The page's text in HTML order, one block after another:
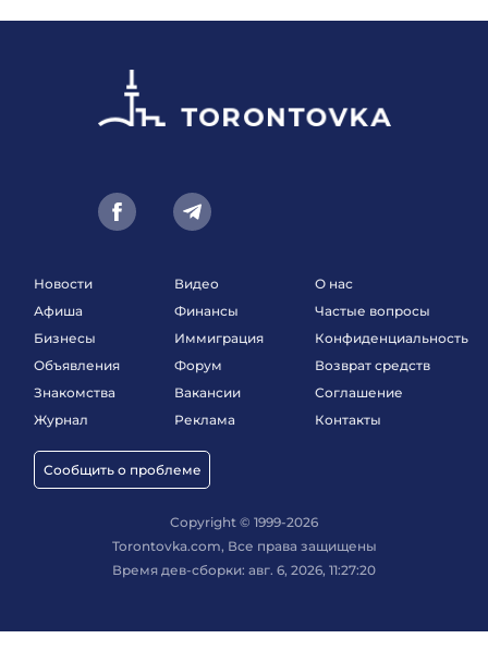
Новости
Афиша
Бизнесы
Объявления
Знакомства
Журнал
Сообщить о проблеме
Видео
Финансы
Иммиграция
Форум
Вакансии
Реклама
О нас
Частые вопросы
Конфиденциальность
Возврат средств
Соглашение
Контакты
Copyright © 1999-2026
Torontovka.com, Все права защищены
Время дев-сборки: авг. 6, 2026, 11:27:20